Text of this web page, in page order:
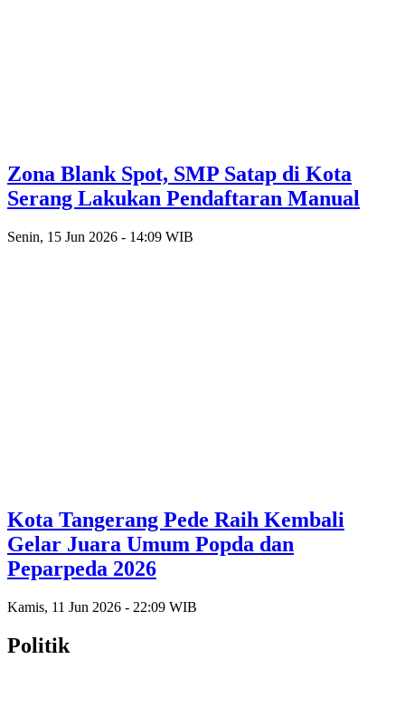
Zona Blank Spot, SMP Satap di Kota
Serang Lakukan Pendaftaran Manual
Senin, 15 Jun 2026 - 14:09 WIB
Kota Tangerang Pede Raih Kembali
Gelar Juara Umum Popda dan
Peparpeda 2026
Kamis, 11 Jun 2026 - 22:09 WIB
Politik